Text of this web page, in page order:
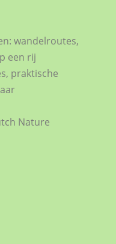
wandelroutes,
een rij
praktische
Nature